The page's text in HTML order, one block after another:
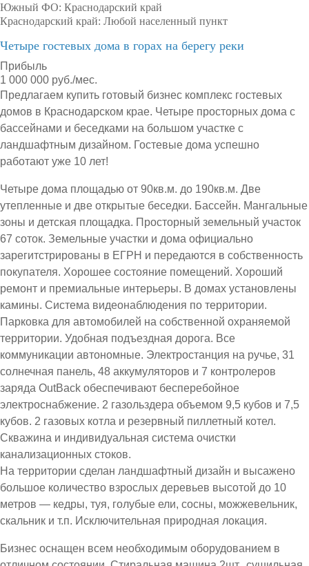
Южный ФО: Краснодарский край
Краснодарский край: Любой населенный пункт
Четыре гостевых дома в горах на берегу реки
Прибыль
1 000 000 руб./мес.
Предлагаем купить готовый бизнес комплекс гостевых
домов в Краснодарском крае. Четыре просторных дома с
бассейнами и беседками на большом участке с
ландшафтным дизайном. Гостевые дома успешно
работают уже 10 лет!
Четыре дома площадью от 90кв.м. до 190кв.м. Две
утепленные и две открытые беседки. Бассейн. Мангальные
зоны и детская площадка. Просторный земельный участок
67 соток. Земельные участки и дома официально
зарегитстрированы в ЕГРН и передаются в собственность
покупателя. Хорошее состояние помещений. Хороший
ремонт и премиальные интерьеры. В домах установлены
камины. Система видеонаблюдения по территории.
Парковка для автомобилей на собственной охраняемой
территории. Удобная подъездная дорога. Все
коммуникации автономные. Электростанция на ручье, 31
солнечная панель, 48 аккумуляторов и 7 контролеров
заряда OutBack обеспечивают бесперебойное
электроснабжение. 2 газольздера объемом 9,5 кубов и 7,5
кубов. 2 газовых котла и резервный пиллетный котел.
Скважина и индивидуальная система очистки
канализационных стоков.
На территории сделан ландшафтный дизайн и высажено
большое количество взрослых деревьев высотой до 10
метров — кедры, туя, голубые ели, сосны, можжевельник,
скальник и т.п. Исключительная природная локация.
Бизнес оснащен всем необходимым оборудованием в